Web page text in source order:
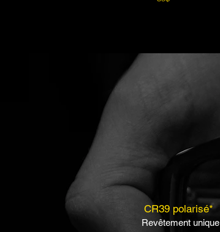
CR39 polarisé*
Revêtement unique